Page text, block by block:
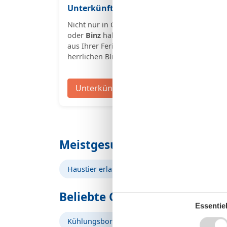
Unterkünfte mit Meerblick:
Nicht nur in Orten wie
oder Binz haben Sie beim Blick
aus Ihrer Ferienunterkunft einen
herrlichen Blick auf die Ostsee.
Unterkünfte mit Meerblick
Meistgesuchte
Haustier erlaubt
Beliebte Orte an der Ostsee
Kühlungsborn Heringsdorf